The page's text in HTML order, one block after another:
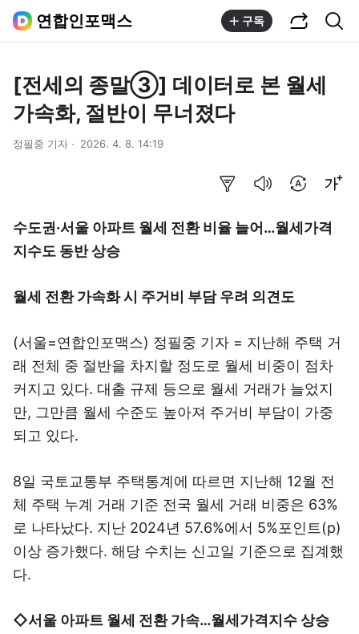
연합인포맥스 구독
[전세의 종말③] 데이터로 본 월세
가속화, 절반이 무너졌다
정필중 기자 2026. 4. 8. 14:19
수도권·서울 아파트 월세 전환 비율 늘어…월세가격
지수도 동반 상승
월세 전환 가속화 시 주거비 부담 우려 의견도
(서울=연합인포맥스) 정필중 기자 = 지난해 주택 거
래 전체 중 절반을 차지할 정도로 월세 비중이 점차
커지고 있다. 대출 규제 등으로 월세 거래가 늘었지
만, 그만큼 월세 수준도 높아져 주거비 부담이 가중
되고 있다.
8일 국토교통부 주택통계에 따르면 지난해 12월 전
체 주택 누계 거래 기준 전국 월세 거래 비중은 63%
로 나타났다. 지난 2024년 57.6%에서 5%포인트(p)
이상 증가했다. 해당 수치는 신고일 기준으로 집계했
다.
◇서울 아파트 월세 전환 가속…월세가격지수 상승